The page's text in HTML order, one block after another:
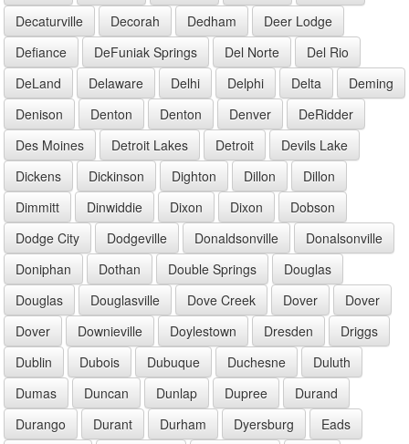
Decaturville
Decorah Dedham
Deer Lodge
Defiance
DeFuniak Springs Del Norte
Del Rio
DeLand
Delaware Delhi Delphi Delta
Deming
Denison
Denton Denton Denver
DeRidder
Des Moines
Detroit Lakes Detroit
Devils Lake
Dickens
Dickinson Dighton Dillon
Dillon
Dimmitt
Dinwiddie Dixon Dixon
Dobson
Dodge City
Dodgeville Donaldsonville
Donalsonville
Doniphan
Dothan Double Springs
Douglas
Douglas
Douglasville Dove Creek Dover
Dover
Dover
Downieville Doylestown Dresden
Driggs
Dublin
Dubois Dubuque Duchesne
Duluth
Dumas
Duncan Dunlap Dupree
Durand
Durango
Durant Durham Dyersburg
Eads